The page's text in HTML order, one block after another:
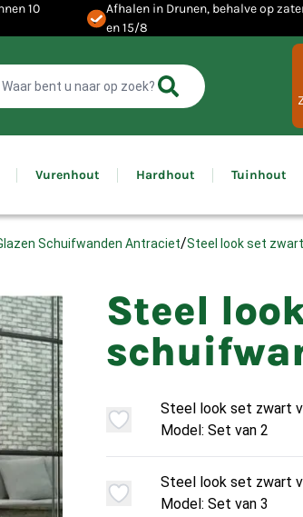
10
Afhalen in Drunen, behalve op
en 15/8
Vurenhout Hardhout Tuinhout
Schuifwanden Antraciet/Steel look set
Steel
Steel look set zwart
Model: Set van 2
Steel look set zwart
Model: Set van 3